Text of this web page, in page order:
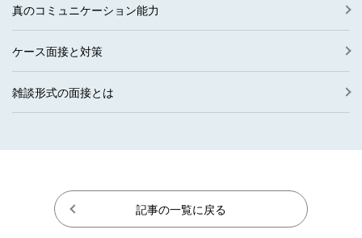
真のコミュニケーション能力
ケース面接と対策
雑談形式の面接とは
記事の一覧に戻る